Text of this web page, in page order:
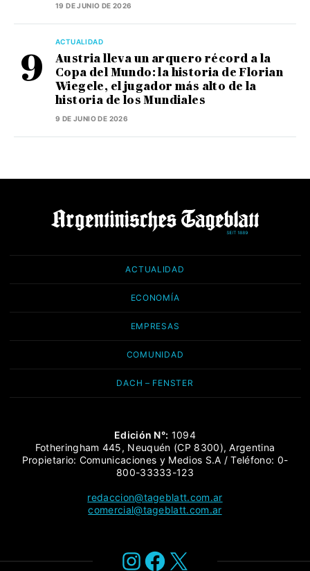
19 DE JUNIO DE 2026
ACTUALIDAD
Austria lleva un arquero récord a la
Copa del Mundo: la historia de Florian
Wiegele, el jugador más alto de la
historia de los Mundiales
9 DE JUNIO DE 2026
ACTUALIDAD
ECONOMÍA
EMPRESAS
COMUNIDAD
DACH – FENSTER
Edición N°: 1094
Fotheringham 445, Neuquén (CP 8300), Argentina
Propietario: Comunicaciones y Medios S.A / Teléfono: 0-
800-33333-123
redaccion@tageblatt.com.ar
comercial@tageblatt.com.ar
Instagram
Facebook
X